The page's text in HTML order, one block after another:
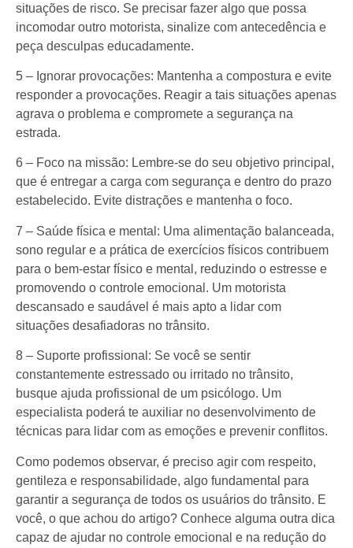
situações de risco. Se precisar fazer algo que possa
incomodar outro motorista, sinalize com antecedência e
peça desculpas educadamente.
5 – Ignorar provocações: Mantenha a compostura e evite
responder a provocações. Reagir a tais situações apenas
agrava o problema e compromete a segurança na
estrada.
6 – Foco na missão: Lembre-se do seu objetivo principal,
que é entregar a carga com segurança e dentro do prazo
estabelecido. Evite distrações e mantenha o foco.
7 – Saúde física e mental: Uma alimentação balanceada,
sono regular e a prática de exercícios físicos contribuem
para o bem-estar físico e mental, reduzindo o estresse e
promovendo o controle emocional. Um motorista
descansado e saudável é mais apto a lidar com
situações desafiadoras no trânsito.
8 – Suporte profissional: Se você se sentir
constantemente estressado ou irritado no trânsito,
busque ajuda profissional de um psicólogo. Um
especialista poderá te auxiliar no desenvolvimento de
técnicas para lidar com as emoções e prevenir conflitos.
Como podemos observar, é preciso agir com respeito,
gentileza e responsabilidade, algo fundamental para
garantir a segurança de todos os usuários do trânsito. E
você, o que achou do artigo? Conhece alguma outra dica
capaz de ajudar no controle emocional e na redução do